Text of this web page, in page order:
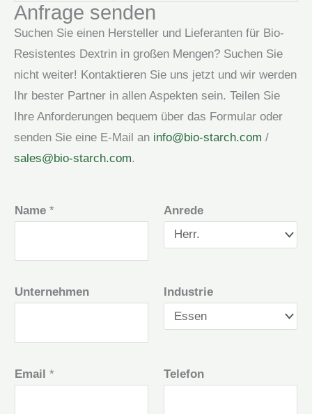
Anfrage senden
Suchen Sie einen Hersteller und Lieferanten für Bio-
Resistentes Dextrin in großen Mengen? Suchen Sie
nicht weiter! Kontaktieren Sie uns jetzt und wir werden
Ihr bester Partner in allen Aspekten sein. Teilen Sie
Ihre Anforderungen bequem über das Formular oder
senden Sie eine E-Mail an info@bio-starch.com /
sales@bio-starch.com.
Name * Anrede
Unternehmen Industrie
Email * Telefon